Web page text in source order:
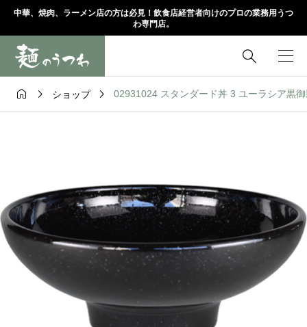
中華、焼肉、ラーメン店の方は必見！飲食店経営者向けのプロの業務用うつ
わ専門店。

  ショップ  02931024 スタンダード丼 3 ユーラシア黒